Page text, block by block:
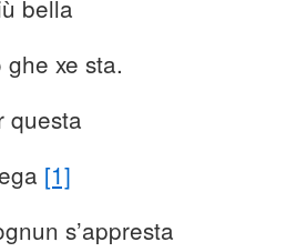
bella
xe sta.
questa
[1]
s’appresta